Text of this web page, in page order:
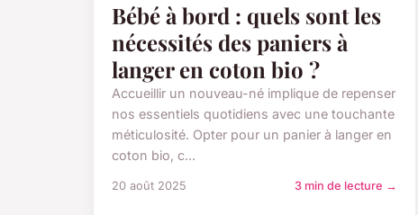
Bébé à bord : quels sont les
nécessités des paniers à
langer en coton bio ?
Accueillir un nouveau-né implique de repenser
nos essentiels quotidiens avec une touchante
méticulosité. Opter pour un panier à langer en
coton bio, c...
20 août 2025 3 min de lecture →